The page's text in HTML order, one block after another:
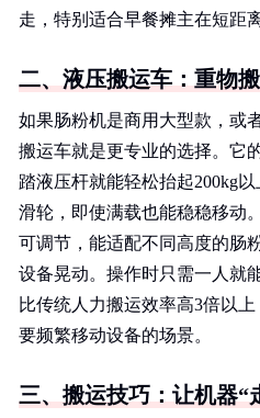
走，特别适合早餐摊主在短距
二、液压搬运车：重物
如果肠粉机是商用大型款，或
搬运车就是更专业的选择。它
踏液压杆就能轻松抬起200kg
滑轮，即使满载也能稳稳移动
可调节，能适配不同高度的肠
设备晃动。操作时只需一人就
比传统人力搬运效率高3倍以
要频繁移动设备的场景。
三、搬运技巧：让机器“